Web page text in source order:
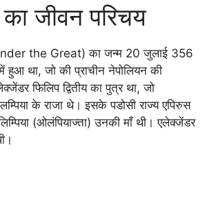
जीवन परिचय
the Great) का जन्म 20 जुलाई 356
में हुआ था, जो की प्राचीन नेपोलियन की
फिलिप द्वितीय का पुत्र था, जो
के राजा थे। इसके पडोसी राज्य एपिरुस
(ओलंपियाज्ता) उनकी माँ थी। एलेक्जेंडर